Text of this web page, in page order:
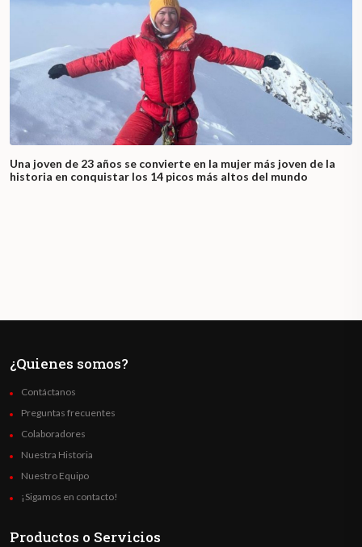
Una joven de 23 años se convierte en la mujer más joven de la
historia en conquistar los 14 picos más altos del mundo
¿Quienes somos?
Contáctanos
Preguntas frecuentes
Colaboradores
Nuestra Historia
Nuestro Equipo
¡Sigamos en contacto!
Productos o Servicios